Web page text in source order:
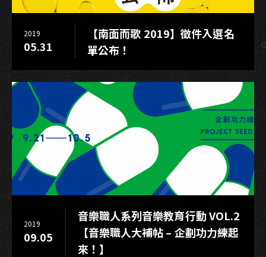
2019
05.31
【南面而歌 2019】徵件入選名
單公布！
2019
09.05
音樂職人系列音樂教育行動 VOL.2
【音樂職人大補帖 – 企劃功力練起
來！】